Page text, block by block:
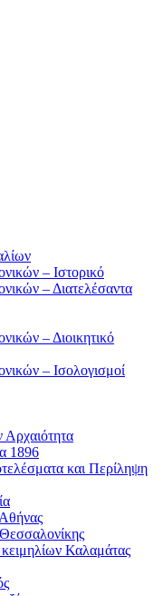
– Ιστορικό
– Διατελέσαντα
– Διοικητικό
– Ισολογισμοί
1896
και Περίληψη
Καλαμάτας